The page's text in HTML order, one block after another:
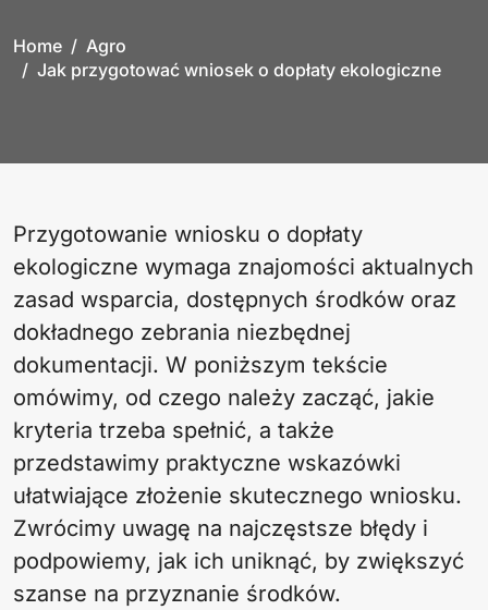
Home
Agro
Jak przygotować wniosek o dopłaty ekologiczne
Przygotowanie wniosku o dopłaty
ekologiczne wymaga znajomości aktualnych
zasad wsparcia, dostępnych środków oraz
dokładnego zebrania niezbędnej
dokumentacji. W poniższym tekście
omówimy, od czego należy zacząć, jakie
kryteria trzeba spełnić, a także
przedstawimy praktyczne wskazówki
ułatwiające złożenie skutecznego wniosku.
Zwrócimy uwagę na najczęstsze błędy i
podpowiemy, jak ich uniknąć, by zwiększyć
szanse na przyznanie środków.